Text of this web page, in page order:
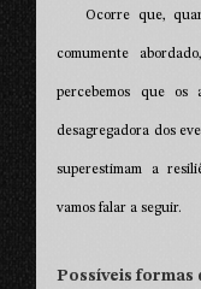
Ocorre que,
comumente
percebemos que os
desagregadora dos
superestimam a
vamos falar a seguir.
Possíveis formas